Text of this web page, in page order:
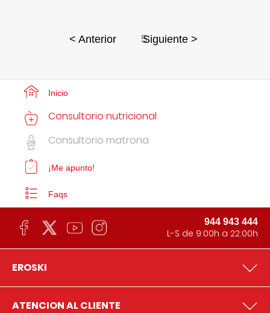
< Anterior 5
Siguiente >
Inicio
Consultorio nutricional
Consultorio matrona
¡Me apunto!
Faqs
944 943 444
L-S de 9:00h a 22:00h
EROSKI
ATENCION AL CLIENTE